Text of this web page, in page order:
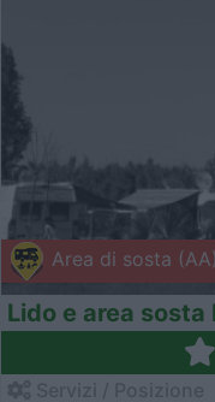
Area di sosta (AA)
Lido e area sosta